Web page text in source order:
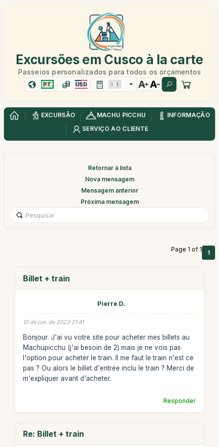
Excursões em Cusco à la carte
Passeios personalizados para todos os orçamentos
PT USD
EXCURSÃO MACHU PICCHU
INFORMAÇÃO
SERVIÇO AO CLIENTE
Retornar à lista
Nova mensagem
Mensagem anterior
Próxima mensagem
Page 1 of 1 1
Billet + train
Pierre D.
13 de jun. de 2023 21:41
Bonjour. J'ai vu votre site pour acheter mes billets au
Machupicchu (j'ai besoin de 2) mais je ne vois pas
l'option pour acheter le train. Il me faut le train n'est ce
pas ? Ou alors le billet d'entrée inclu le train ? Merci de
m'expliquer avant d'acheter.
Responder
Re: Billet + train